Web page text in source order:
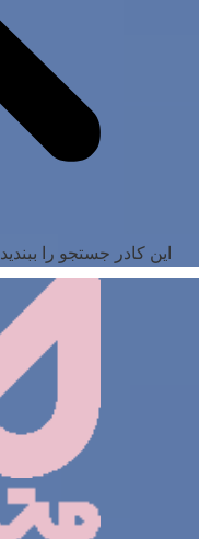
این کادر جستجو را ببندید.